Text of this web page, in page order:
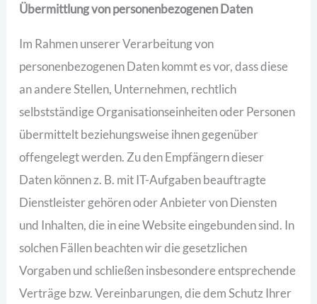
Übermittlung von personenbezogenen Daten
Im Rahmen unserer Verarbeitung von
personenbezogenen Daten kommt es vor, dass diese
an andere Stellen, Unternehmen, rechtlich
selbstständige Organisationseinheiten oder Personen
übermittelt beziehungsweise ihnen gegenüber
offengelegt werden. Zu den Empfängern dieser
Daten können z. B. mit IT-Aufgaben beauftragte
Dienstleister gehören oder Anbieter von Diensten
und Inhalten, die in eine Website eingebunden sind. In
solchen Fällen beachten wir die gesetzlichen
Vorgaben und schließen insbesondere entsprechende
Verträge bzw. Vereinbarungen, die dem Schutz Ihrer